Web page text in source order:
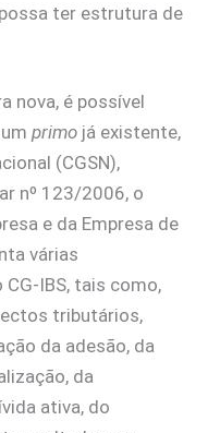
ter estrutura de
nova, é possível
primo já existente,
(CGSN),
nº 123/2006, o
e da Empresa de
várias
IBS, tais como,
tributários,
da adesão, da
da
ativa, do